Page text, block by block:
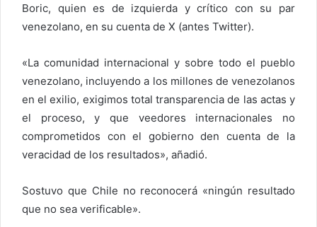
Boric, quien es de izquierda y crítico con su par
venezolano, en su cuenta de X (antes Twitter).
«La comunidad internacional y sobre todo el pueblo
venezolano, incluyendo a los millones de venezolanos
en el exilio, exigimos total transparencia de las actas y
el proceso, y que veedores internacionales no
comprometidos con el gobierno den cuenta de la
veracidad de los resultados», añadió.
Sostuvo que Chile no reconocerá «ningún resultado
que no sea verificable».